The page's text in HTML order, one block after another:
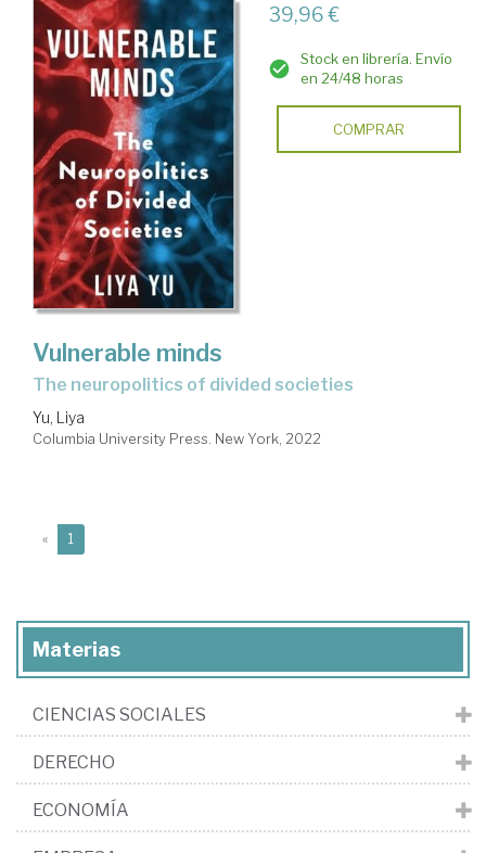
39,96 €
Stock en librería. Envío
en 24/48 horas
COMPRAR
Vulnerable minds
the neuropolitics of divided societies
Yu, Liya
Columbia University Press. New York, 2022
« 1
Materias
CIENCIAS SOCIALES
DERECHO
ECONOMÍA